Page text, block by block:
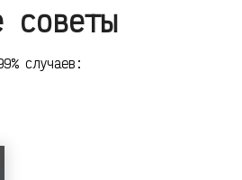
советы
случаев: